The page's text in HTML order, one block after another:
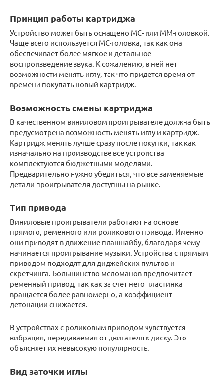
Принцип работы картриджа
Устройство может быть оснащено MC- или MM-головкой.
Чаще всего используется MC-головка, так как она
обеспечивает более мягкое и детальное
воспроизведение звука. К сожалению, в ней нет
возможности менять иглу, так что придется время от
времени покупать новый картридж.
Возможность смены картриджа
В качественном виниловом проигрывателе должна быть
предусмотрена возможность менять иглу и картридж.
Картридж менять лучше сразу после покупки, так как
изначально на производстве все устройства
комплектуются бюджетными моделями.
Предварительно нужно убедиться, что все заменяемые
детали проигрывателя доступны на рынке.
Тип привода
Виниловые проигрыватели работают на основе
прямого, ременного или роликового привода. Именно
они приводят в движение планшайбу, благодаря чему
начинается проигрывание музыки. Устройства с прямым
приводом подходят для диджейских пультов и
скретчинга. Большинство меломанов предпочитает
ременный привод, так как за счет него пластинка
вращается более равномерно, а коэффициент
детонации снижается.
В устройствах с роликовым приводом чувствуется
вибрация, передаваемая от двигателя к диску. Это
объясняет их невысокую популярность.
Вид заточки иглы